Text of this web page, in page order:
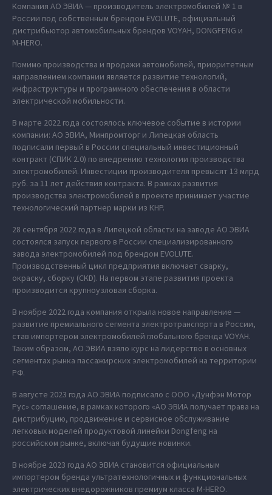
Компания АО ЭВИА — производитель электромобилей № 1 в
России под собственным брендом EVOLUTE, официальный
дистрибьютор автомобильных брендов VOYAH, DONGFENG и
M‑HERO.
Помимо производства и продажи автомобилей, приоритетным
направлением компании является развитие технологий,
инфраструктуры и программного обеспечения в области
электрической мобильности.
В марте 2022 года состоялось ключевое событие в истории
компании: АО ЭВИА, Минпромторг и Липецкая область
подписали первый в России специальный инвестиционный
контракт (СПИК 2.0) по внедрению технологии производства
электромобилей. Инвестиции производителя превысят 13 млрд
руб. за 11 лет действия контракта. В рамках развития
производства электромобилей в проекте принимает участие
технологический партнер марки из КНР.
28 сентября 2022 года в Липецкой области на заводе АО ЭВИА
состоялся запуск первого в России специализированного
завода электромобилей под брендом EVOLUTE.
Производственный цикл предприятия включает сварку,
окраску, сборку (CKD). На первом этапе развития проекта
производится крупноузловая сборка.
В ноябре 2022 года компания открыла новое направление —
развитие премиального сегмента электротранспорта в России,
став импортером электромобилей глобального бренда VOYAH.
Таким образом, АО ЭВИА взяло курс на лидерство в основных
сегментах рынка пассажирских электромобилей на территории
РФ.
В августе 2023 года АО ЭВИА подписало с ООО «Дунфэн Мотор
Рус» соглашение, в рамках которого «АО ЭВИА получает права на
дистрибуцию, продвижение и сервисное обслуживание
легковых моделей продуктовой линейки Dongfeng на
российском рынке, включая будущие новинки.
В ноябре 2023 года АО ЭВИА становится официальным
импортером бренда ультратехнологичных и функциональных
электрических внедорожников премиум класса M‑HERO.